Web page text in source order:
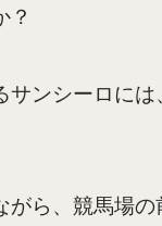
？
サンシーロには
ら、競馬場の